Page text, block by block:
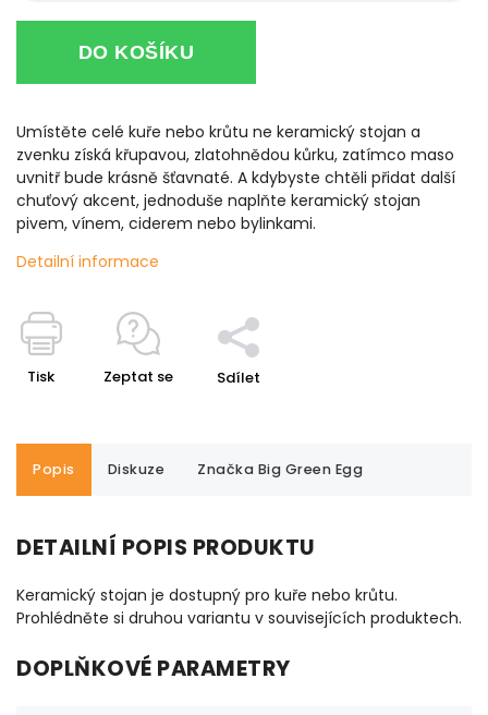
DO KOŠÍKU
Umístěte celé kuře nebo krůtu ne keramický stojan a
zvenku získá křupavou, zlatohnědou kůrku, zatímco maso
uvnitř bude krásně šťavnaté. A kdybyste chtěli přidat další
chuťový akcent, jednoduše naplňte keramický stojan
pivem, vínem, ciderem nebo bylinkami.
Detailní informace
Tisk Zeptat se Sdílet
Popis Diskuze Značka Big Green Egg
DETAILNÍ POPIS PRODUKTU
Keramický stojan je dostupný pro kuře nebo krůtu.
Prohlédněte si druhou variantu v souvisejících produktech.
DOPLŇKOVÉ PARAMETRY